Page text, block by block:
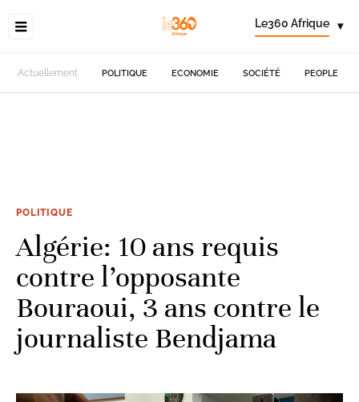
Le360 Afrique ▾
Actuellement POLITIQUE ECONOMIE SOCIÉTÉ PEOPLE
POLITIQUE
Algérie: 10 ans requis
contre l’opposante
Bouraoui, 3 ans contre le
journaliste Bendjama